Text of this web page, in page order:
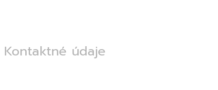
Kontaktné údaje